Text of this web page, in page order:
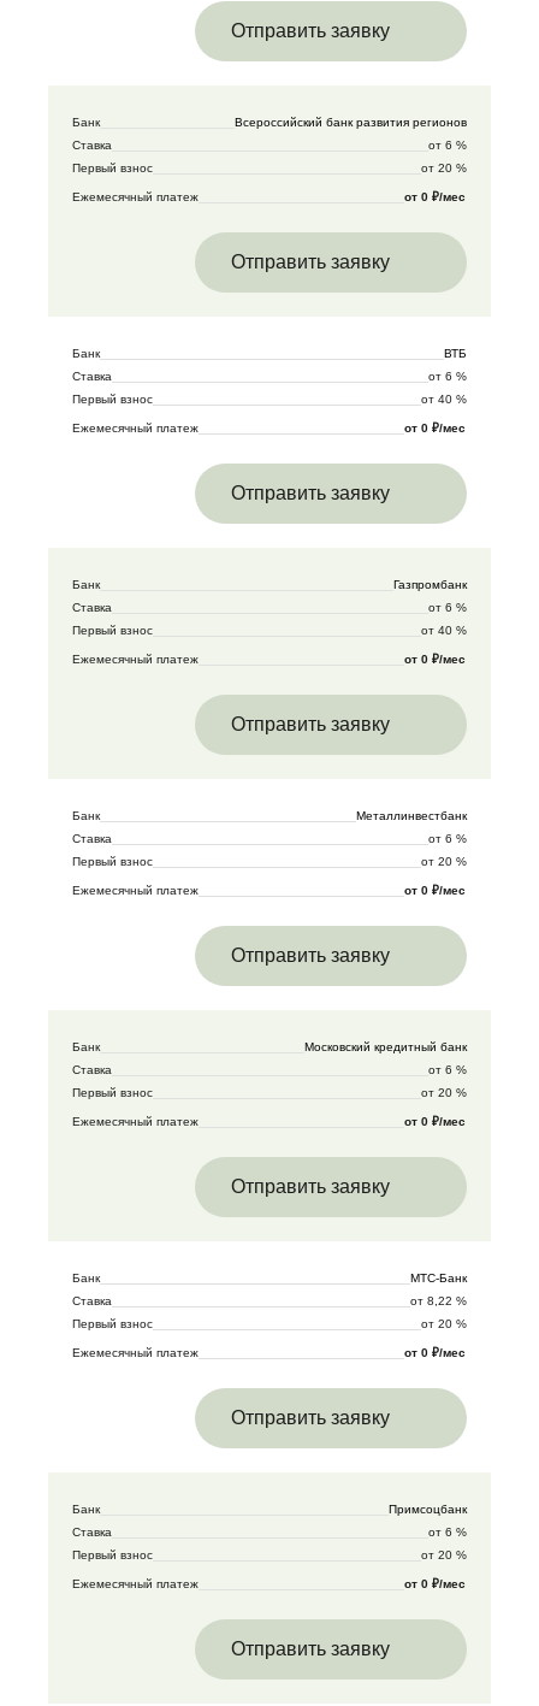
Отправить заявку
Банк
Всероссийский банк развития регионов
Ставка
от 6 %
Первый взнос
от 20 %
Ежемесячный платеж от 0 ₽/мес
Отправить заявку
Банк
ВТБ
Ставка
от 6 %
Первый взнос
от 40 %
Ежемесячный платеж от 0 ₽/мес
Отправить заявку
Банк
Газпромбанк
Ставка
от 6 %
Первый взнос
от 40 %
Ежемесячный платеж от 0 ₽/мес
Отправить заявку
Банк
Металлинвестбанк
Ставка
от 6 %
Первый взнос
от 20 %
Ежемесячный платеж от 0 ₽/мес
Отправить заявку
Банк
Московский кредитный банк
Ставка
от 6 %
Первый взнос
от 20 %
Ежемесячный платеж от 0 ₽/мес
Отправить заявку
Банк
МТС-Банк
Ставка
от 8,22 %
Первый взнос
от 20 %
Ежемесячный платеж от 0 ₽/мес
Отправить заявку
Банк
Примсоцбанк
Ставка
от 6 %
Первый взнос
от 20 %
Ежемесячный платеж от 0 ₽/мес
Отправить заявку